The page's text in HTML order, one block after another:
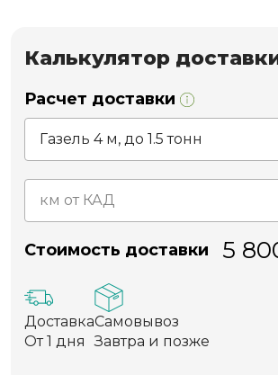
Калькулятор
Расчет доставки
Стоимость доставки 5
Доставка
От 1 дня
Самовывоз
Завтра и позже